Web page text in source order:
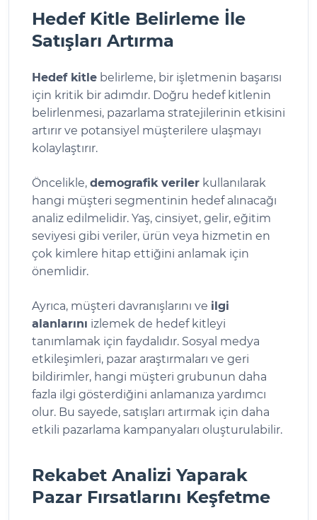
Hedef Kitle Belirleme İle
Satışları Artırma
Hedef kitle belirleme, bir işletmenin başarısı
için kritik bir adımdır. Doğru hedef kitlenin
belirlenmesi, pazarlama stratejilerinin etkisini
artırır ve potansiyel müşterilere ulaşmayı
kolaylaştırır.
Öncelikle, demografik veriler kullanılarak
hangi müşteri segmentinin hedef alınacağı
analiz edilmelidir. Yaş, cinsiyet, gelir, eğitim
seviyesi gibi veriler, ürün veya hizmetin en
çok kimlere hitap ettiğini anlamak için
önemlidir.
Ayrıca, müşteri davranışlarını ve ilgi
alanlarını izlemek de hedef kitleyi
tanımlamak için faydalıdır. Sosyal medya
etkileşimleri, pazar araştırmaları ve geri
bildirimler, hangi müşteri grubunun daha
fazla ilgi gösterdiğini anlamanıza yardımcı
olur. Bu sayede, satışları artırmak için daha
etkili pazarlama kampanyaları oluşturulabilir.
Rekabet Analizi Yaparak
Pazar Fırsatlarını Keşfetme